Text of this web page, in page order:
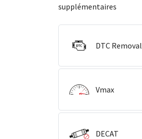
supplémentaires
DTC Removal
Vmax
DECAT